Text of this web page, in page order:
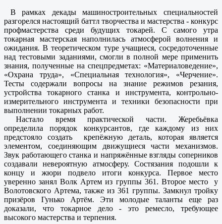
В рамках декады машиностроительных специальностей
разгорелся настоящий баттл творчества и мастерства - конкурс
профмастерства среди будущих токарей. С самого утра
токарная мастерская наполнилась атмосферой волнения и
ожидания. В теоретическом туре учащиеся, сосредоточенные
над тестовыми заданиями, смогли в полной мере применить
знания, полученные на спецпредметах: «Материаловедение»,
«Охрана труда», «Специальная технология», «Черчение».
Тесты содержали вопросы на знание режимов резания,
устройства токарного станка и инструмента, контрольно-
измерительного инструмента и техники безопасности при
выполнении токарных работ.
Настало время практической части. Жеребьёвка
определила порядок конкурсантов, где каждому из них
предстояло создать крепёжную деталь, которая является
элементом, соединяющим движущиеся части механизмов.
Звук работающего станка и напряжённые взгляды соперников
создавали невероятную атмосферу. Состязания подошли к
концу и жюри подвело итоги конкурса. Первое место
уверенно занял Волк Артем из группы 361. Второе место у
Волотовского Артема, также из 361 группы. Замкнул тройку
призёров Гунько Артём. Эти молодые таланты еще раз
доказали, что токарное дело - это ремесло, требующее
высокого мастерства и терпения.